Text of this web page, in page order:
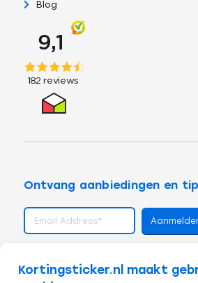
Kortingsticker.nl maakt
Blog
Ontvang aanbiedingen en